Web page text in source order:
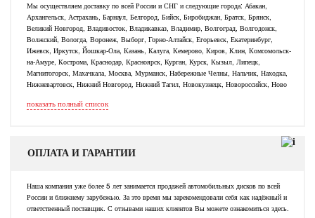
Мы осуществляем доставку по всей России и СНГ и следующие города: Абакан,
Архангельск, Астрахань, Барнаул, Белгород, Бийск, Биробиджан, Братск, Брянск,
Великий Новгород, Владивосток, Владикавказ, Владимир, Волгоград, Волгодонск,
Волжский, Вологда, Воронеж, Выборг, Горно-Алтайск, Егорьевск, Екатеринбург,
Ижевск, Иркутск, Йошкар-Ола, Казань, Калуга, Кемерово, Киров, Клин, Комсомольск-
на-Амуре, Кострома, Краснодар, Красноярск, Курган, Курск, Кызыл, Липецк,
Магнитогорск, Махачкала, Москва, Мурманск, Набережные Челны, Нальчик, Находка,
Нижневартовск, Нижний Новгород, Нижний Тагил, Новокузнецк, Новороссийск, Ново
показать полный список
ОПЛАТА И ГАРАНТИИ
Наша компания уже более 5 лет занимается продажей автомобильных дисков по всей
России и ближнему зарубежью. За это время мы зарекомендовали себя как надёжный и
ответственный поставщик. С отзывами наших клиентов Вы можете ознакомиться здесь.